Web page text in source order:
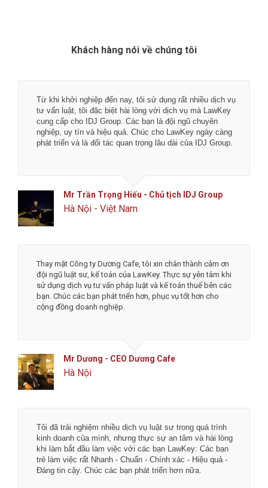
Khách hàng nói về chúng tôi
Tôi rất hài lòng về chất lượng dịch vụ tại LawKey - Chìa
khóa pháp luật. Các bạn là đội ngũ luật sư, chuyên gia kế
toán và tư vấn viên nhiệt thành, đầy bản lĩnh với nghề
nghiệp.Chúc các bạn phát đạt hơn nữa trong tương lai.
Anh Toản - CTO Công ty CP công nghệ phân
phối Flanet
Mình thật sự cảm ơn đội ngũ công ty luật và dịch vụ kế
toán LawKey về độ nhiệt tình và tốc độ làm việc. Tôi rất
an tâm và tin tưởng khi làm việc với LawKey, đặc biệt là
được chủ tịch Hà trực tiếp tư vấn. Chúc các bạn phát
triển thịnh vượng và đột phá hơn nữa.
Mr Tô - Founder & CEO MengCha Utd
Đống Đa, Hà Nội
Tôi đã trải nghiệm nhiều dịch vụ luật sư trong quá trình
kinh doanh của mình, nhưng thực sự an tâm và hài lòng
khi làm bắt đầu làm việc với các bạn LawKey: Các bạn
trẻ làm việc rất Nhanh - Chuẩn - Chính xác - Hiệu quả -
Đáng tin cậy. Chúc các bạn phát triển hơn nữa.